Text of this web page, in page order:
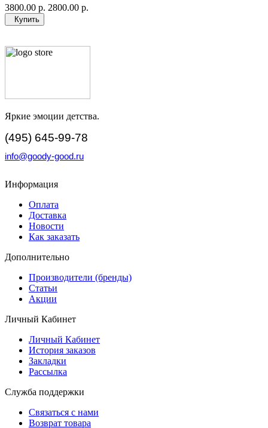
3800.00 р. 2800.00 р.
Купить
Яркие эмоции детства.
(495) 645-99-78
info@goody-good.ru
Информация
Оплата
Доставка
Новости
Как заказать
Дополнительно
Производители (бренды)
Статьи
Акции
Личный Кабинет
Личный Кабинет
История заказов
Закладки
Рассылка
Служба поддержки
Связаться с нами
Возврат товара